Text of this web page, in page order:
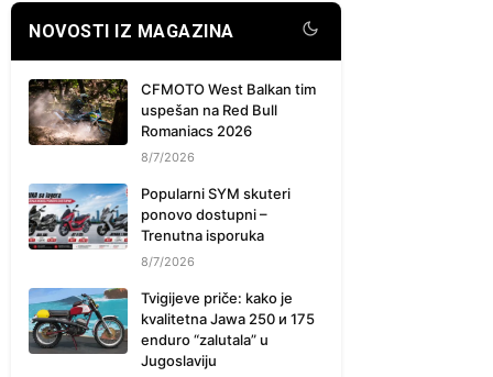
NOVOSTI IZ MAGAZINA
CFMOTO West Balkan tim
uspešan na Red Bull
Romaniacs 2026
8/7/2026
Popularni SYM skuteri
ponovo dostupni –
Trenutna isporuka
8/7/2026
Tvigijeve priče: kako je
kvalitetna Jawa 250 и 175
enduro “zalutala” u
Jugoslaviju